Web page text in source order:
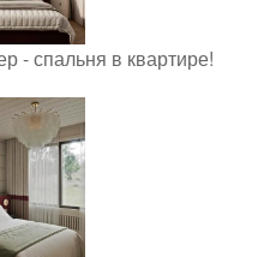
- спальня в квартире!